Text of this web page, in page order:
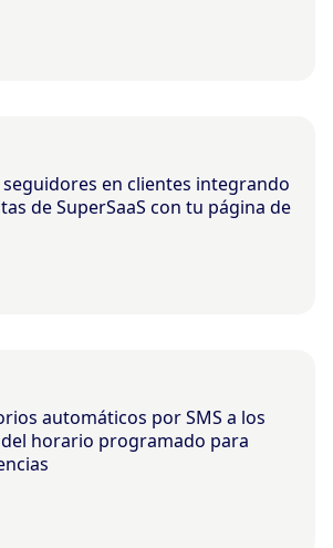
en clientes integrando
de SuperSaaS con tu página de
automáticos por SMS a los
horario programado para